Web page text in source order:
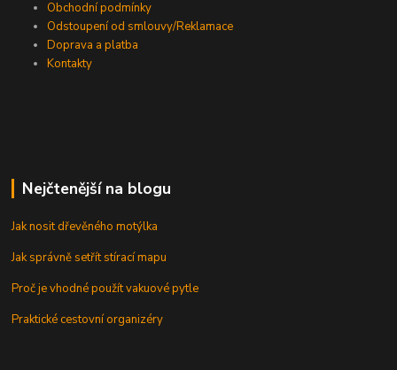
Obchodní podmínky
Odstoupení od smlouvy/Reklamace
Doprava a platba
Kontakty
Nejčtenější na blogu
Jak nosit dřevěného motýlka
Jak správně setřít stírací mapu
Proč je vhodné použít vakuové pytle
Praktické cestovní organizéry